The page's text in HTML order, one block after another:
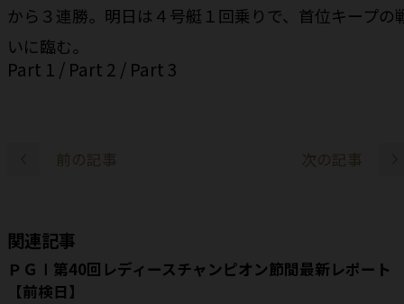
から３連勝。明日は４号艇１回乗りで、首位キープの
いに臨む。
Part 1 / Part 2 / Part 3
前の記事 次の記事
関連記事
ＰＧⅠ第40回レディースチャンピオン節間最新レポート
【前検日】